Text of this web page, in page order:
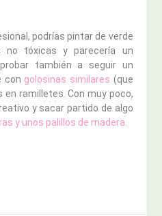
podrías pintar de verde
no tóxicas y parecería un
también a seguir un
con golosinas similares (que
en ramilletes. Con muy poco,
y sacar partido de algo
y unos palillos de madera.